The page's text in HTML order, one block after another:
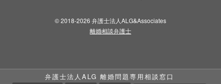
© 2018-2026 弁護士法人ALG&Associates
離婚相談弁護士
弁護士法人ALG 離婚問題専用相談窓口